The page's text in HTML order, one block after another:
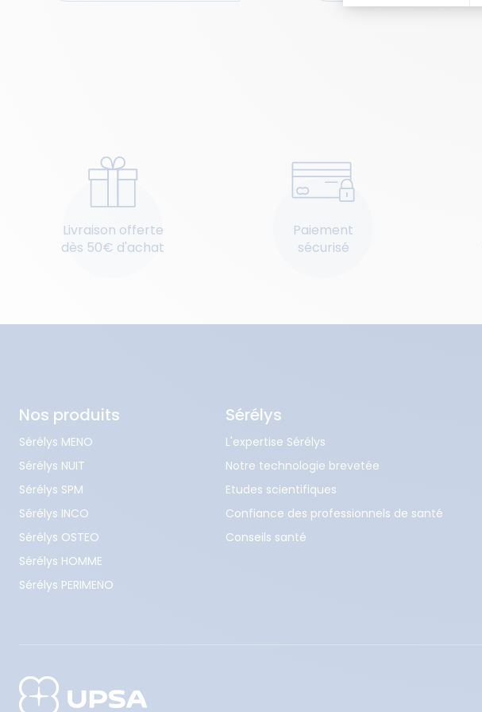
Livraison offerte
dès 50€ d'achat
Paiement
sécurisé
Nos produits
Sérélys MENO
Sérélys NUIT
Sérélys SPM
Sérélys INCO
Sérélys OSTEO
Sérélys HOMME
Sérélys PERIMENO
Sérélys
L'expertise Sérélys
Notre technologie brevetée
Etudes scientifiques
Confiance des professionnels de santé
Conseils santé